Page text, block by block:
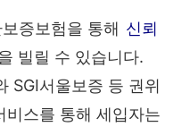
증보험을 통해 신뢰
빌릴 수 있습니다.
SGI서울보증 등 권위
비스를 통해 세입자는